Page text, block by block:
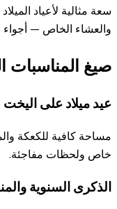
سعة مثالية لأعياد
والعشاء الخاص — أجواء
صيغ المناسبات
عيد ميلاد على اليخت
مساحة كافية للكعكة
خاص ولحظات مفاجئة.
الذكرى السنوية